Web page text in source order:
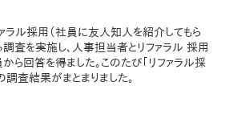
ァラル採用（社員に友人知人を紹介してもら
査を実施し、人事担当者とリファラル 採用
ら回答を得ました。このたび「リファラル採
査結果がまとまりました。